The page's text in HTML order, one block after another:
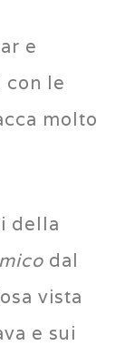
e
con le
molto
della
dal
vista
e sui